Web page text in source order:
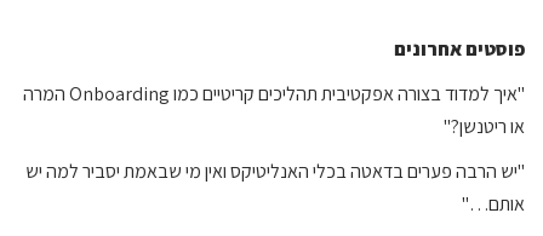
פוסטים אחרונים
"איך למדוד בצורה אפקטיבית תהליכים קריטיים כמו Onboarding המרה
או ריטנשן?"
"יש הרבה פערים בדאטה בכלי האנליטיקס ואין מי שבאמת יסביר למה יש
אותם…"